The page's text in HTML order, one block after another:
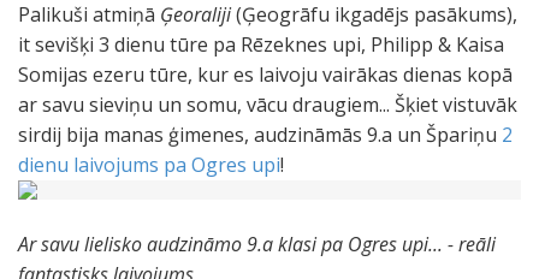
Palikuši atmiņā Ģeoraliji(Ģeogrāfu ikgadējs pasākums),
it sevišķi 3 dienu tūre pa Rēzeknes upi, Philipp & Kaisa
Somijas ezeru tūre, kur es laivoju vairākas dienas kopā
ar savu sieviņu un somu, vācu draugiem... Šķiet vistuvāk
sirdij bija manas ģimenes, audzināmās 9.a un Špariņu 2
dienu laivojums pa Ogres upi!
Ar savu lielisko audzināmo 9.a klasi pa Ogres upi... - reāli